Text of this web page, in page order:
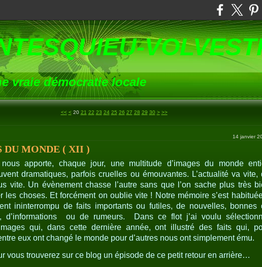
vraie démocratie locale
<< < 10
20 21 22 23 24 25 26 27 28 29 30 > >>
14 janvier
DU MONDE ( XII )
nous apporte, chaque jour, une multitude d’images du monde
dramatiques, parfois cruelles ou émouvantes. L’actualité va vite,
vite. Un évènement chasse l’autre sans que l’on sache plus très
les choses. Et forcément on oublie vite ! Notre mémoire s’est
ininterrompu de faits importants ou futiles, de nouvelles, bonnes
d’informations
ou de rumeurs.
Dans ce flot j’ai voulu
qui, dans cette dernière année, ont illustré des faits qui,
eux ont changé le monde pour d’autres nous ont simplement ému.
vous trouverez sur ce blog un épisode de ce petit retour en arrière…